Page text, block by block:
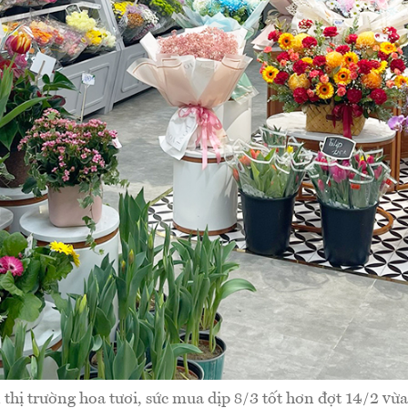
thị trường hoa tươi, sức mua dịp 8/3 tốt hơn đợt 14/2